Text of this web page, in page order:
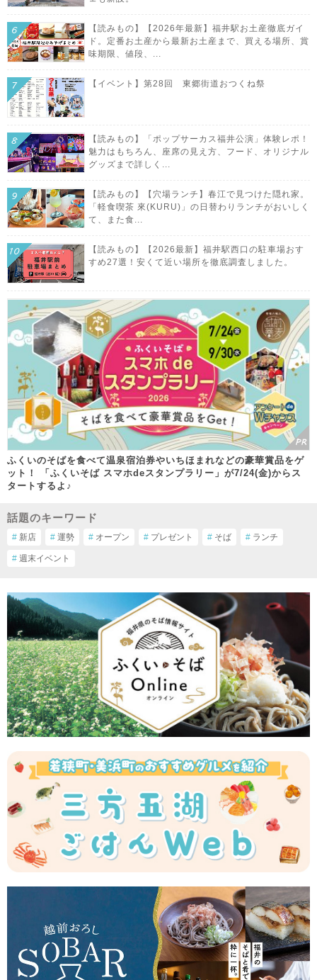
【読みもの】【2026年最新】福井駅お土産徹底ガイ
ド。定番お土産から最新お土産まで、買える場所、賞
味期限、値段、...
【イベント】第28回 東郷街道おつくね祭
【読みもの】「ポップサーカス福井公演」体験レポ！
魅力はもちろん、座席の見え方、フード、オリジナル
グッズまで詳しく...
【読みもの】【穴場ランチ】春江で見つけた隠れ家。
「軽食喫茶 來(KURU)」の日替わりランチがおいしく
て、また食...
【読みもの】【2026最新】福井駅西口の駐車場おす
すめ27選！安くて近い場所を徹底調査しました。
ふくいのそばを食べて温泉宿泊券やいちほまれなどの豪華賞品をゲ
ット！ 「ふくいそば スマホdeスタンプラリー」が7/24(金)からス
タートするよ♪
話題のキーワード
# 新店 # 運勢 # オープン # プレゼント # そば # ランチ
# 週末イベント